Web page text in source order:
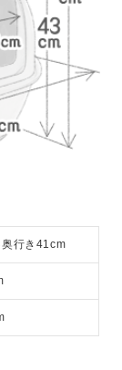
奥行き41cm